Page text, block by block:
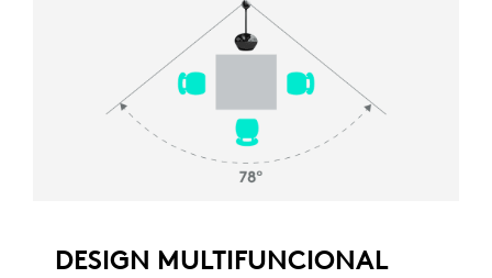
DESIGN MULTIFUNCIONAL